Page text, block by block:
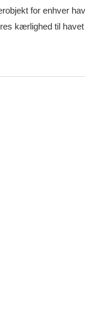
for enhver
kærlighed til